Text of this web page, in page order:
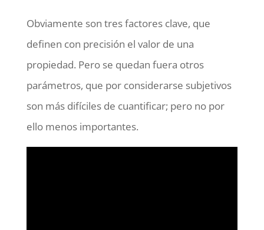
Obviamente son tres factores clave, que
definen con precisión el valor de una
propiedad. Pero se quedan fuera otros
parámetros, que por considerarse subjetivos
son más difíciles de cuantificar; pero no por
ello menos importantes.